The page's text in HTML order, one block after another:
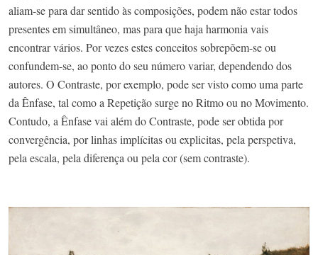
aliam-se para dar sentido às composições, podem não estar todos
presentes em simultâneo, mas para que haja harmonia vais
encontrar vários. Por vezes estes conceitos sobrepõem-se ou
confundem-se, ao ponto do seu número variar, dependendo dos
autores. O Contraste, por exemplo, pode ser visto como uma parte
da Ênfase, tal como a Repetição surge no Ritmo ou no Movimento.
Contudo, a Ênfase vai além do Contraste, pode ser obtida por
convergência, por linhas implícitas ou explicitas, pela perspetiva,
pela escala, pela diferença ou pela cor (sem contraste).